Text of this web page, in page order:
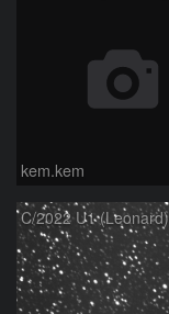
kem.kem
C/2022 U1 (Leonard)